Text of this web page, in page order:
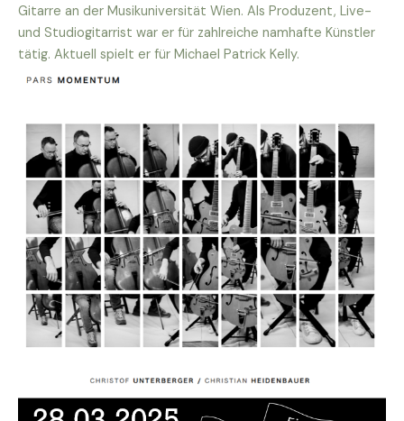
Gitarre an der Musikuniversität Wien. Als Produzent, Live-
und Studiogitarrist war er für zahlreiche namhafte Künstler
tätig. Aktuell spielt er für Michael Patrick Kelly.